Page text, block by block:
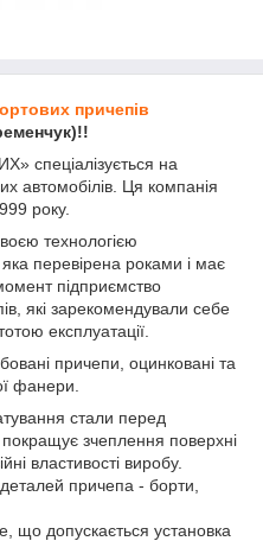
причепів
спеціалізується на
автомобілів. Ця компанія
року.
технологією
яка перевірена роками і має
підприємство
які зарекомендували себе
експлуатації.
причепи, оцинковані та
фанери.
стали перед
зчеплення поверхні
властивості виробу.
причепа - борти,
що допускається установка